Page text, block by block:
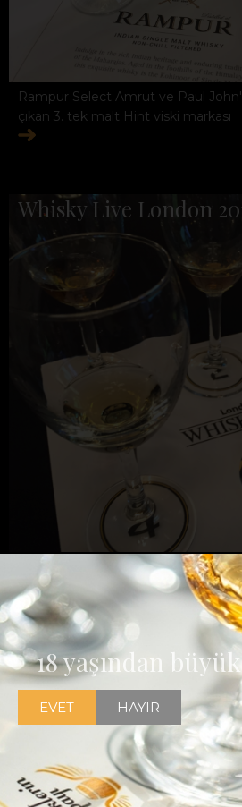
Rampur Select Amrut ve Paul
çıkan 3. tek malt Hint viski markası
Whisky Live London
Her yıl mart ayında Londra'da
London 2016 dan öne çıkan
18 yaşından
EVET HAYIR